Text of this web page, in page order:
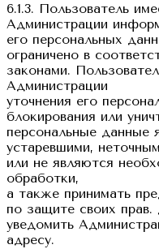
6.1.3. Пользователь
Администрации
его персональных
ограничено в
законами.
Администрации
уточнения его
блокирования или
персональные данные
устаревшими,
или не являются
обработки,
а также принимать
по защите своих
уведомить
адресу.